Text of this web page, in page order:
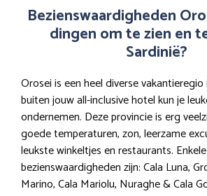
Bezienswaardigheden
dingen om te zien en
Sardinië?
Orosei is een heel diverse
buiten jouw all-inclusive hotel kun je
ondernemen. Deze provincie is erg
goede temperaturen, zon, leerzame
leukste winkeltjes en restaurants.
bezienswaardigheden zijn: Cala Luna,
Marino, Cala Mariolu, Nuraghe & Cala